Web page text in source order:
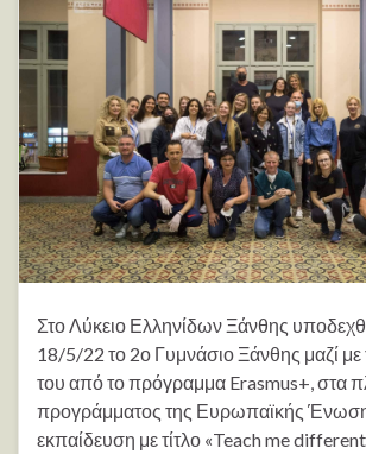
Στο Λύκειο Ελληνίδων Ξάνθης
18/5/22 το 2ο Γυμνάσιο Ξάνθης μαζί με
του από το πρόγραμμα Erasmus+, στα
προγράμματος της Ευρωπαϊκής
εκπαίδευση με τίτλο «Teach me